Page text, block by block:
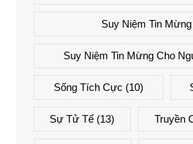
Suy Niệm Tin Mừng
Suy Niệm Tin Mừng Cho
Sống Tích Cực (10)
Sự Tử Tế (13) Truyền